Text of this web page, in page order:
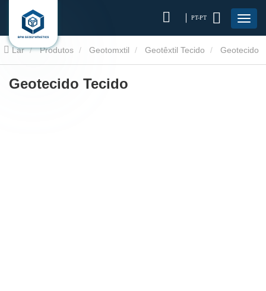
PT-PT
Lar Produtos Geotomxtil Geotêxtil Tecido
Tecido
Geotecido Tecido